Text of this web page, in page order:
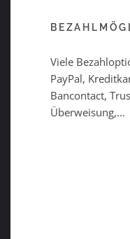
Viele
PayPal,
Bancontact,
Überweisung,...